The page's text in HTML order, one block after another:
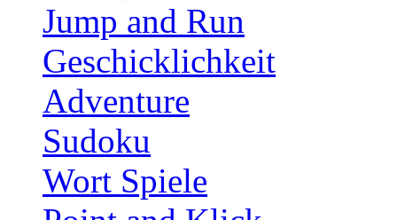
Jump and Run
Geschicklichkeit
Adventure
Sudoku
Wort Spiele